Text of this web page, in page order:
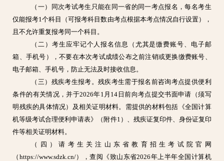
（一）同次考试考生只能在同一省的同一考点报名，每名考生
仅能报考1个科目（可报考科目数由考点根据本考点情况自行设置）
，
且不允许重复报考同一个科目。
（二）考生应牢记个人报名信息（尤其是缴费账号、电子邮
箱、手机号），不要在本次考试成绩公布之前注销或更换缴费账号、
电子邮箱、手机号，防止无法及时接收信息。
（三）残疾考生报考。残疾考生需于报名前咨询考点提供便利
条件的有关情况，并于2026年1月14日前向考点提交书面申请（须写
明残疾的具体情况）及相关证明材料。需提供的材料包括《全国计算
机等级考试合理便利申请表》（附件1）、残疾证复印件、身份证复印
件等相关证明材料。
（四）请考生关注山东省教育招生考试院官网
（https://www.sdzk.cn/），查阅《致山东省2026年上半年全国计算机